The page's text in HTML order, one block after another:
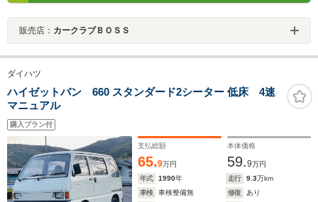
販売店： カークラブＢＯＳＳ
ダイハツ
ハイゼットバン 660 スタンダード2シーター 低床 4速
マニュアル
購入プラン付
支払総額
65.9万円
本体価格
59.9万円
年式
1990年 走行 9.3万km
車検
車検整備無 修復
あり